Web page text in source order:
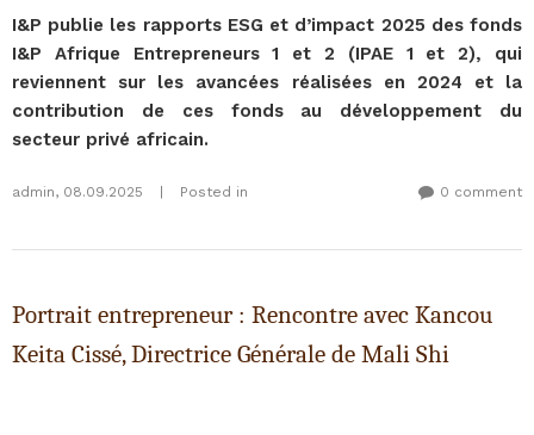
I&P publie les rapports ESG et d’impact 2025 des fonds
I&P Afrique Entrepreneurs 1 et 2 (IPAE 1 et 2), qui
reviennent sur les avancées réalisées en 2024 et la
contribution de ces fonds au développement du
secteur privé africain.
admin, 08.09.2025 Posted in 0 comment
Portrait entrepreneur : Rencontre avec Kancou
Keita Cissé, Directrice Générale de Mali Shi